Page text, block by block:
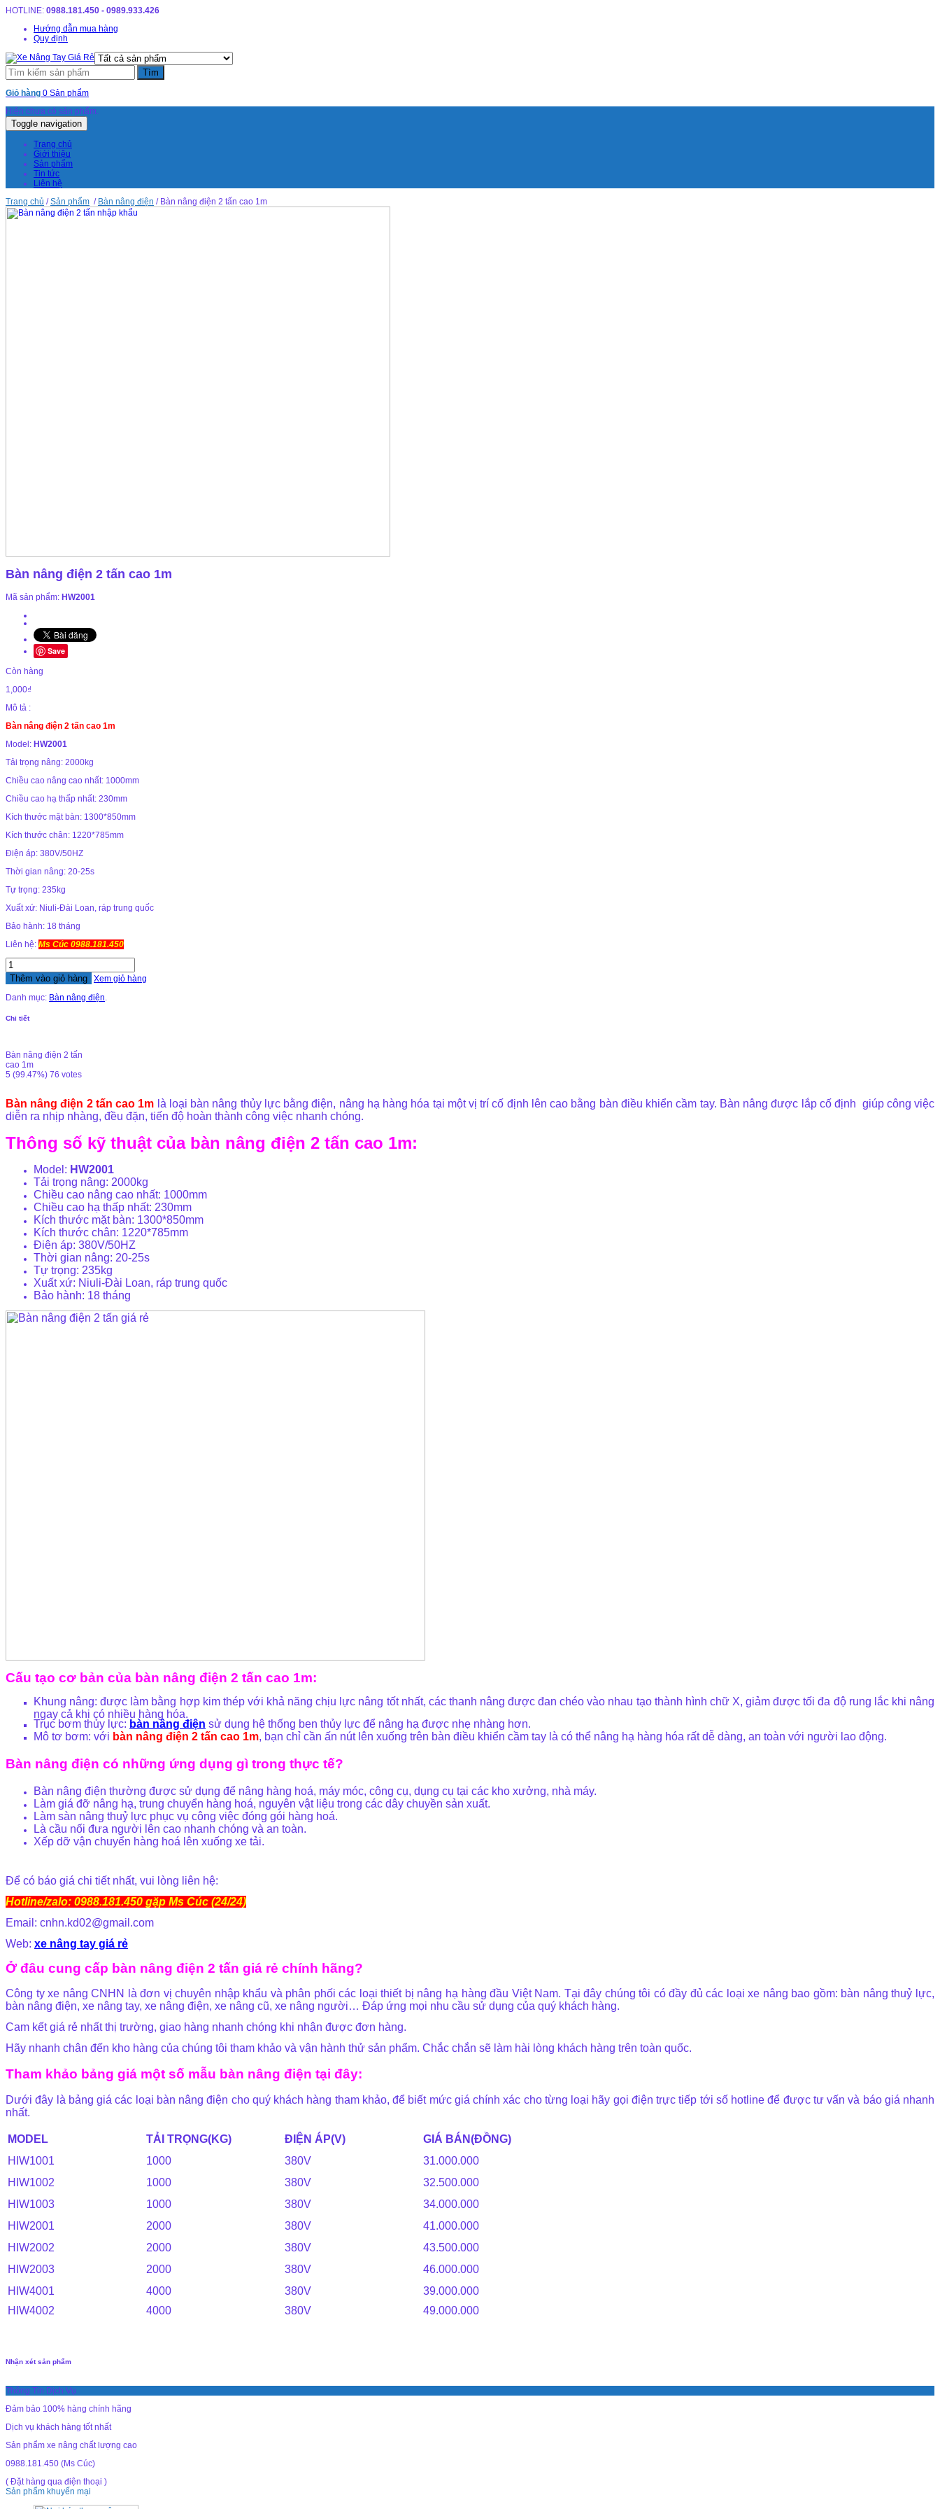
HOTLINE: 0988.181.450 - 0989.933.426
Hướng dẫn mua hàng
Quy định
Giỏ hàng 0 Sản phẩm
Hiện chưa có sản phẩm.
Toggle navigation
Trang chủ
Giới thiệu
Sản phẩm
Tin tức
Liên hệ
Trang chủ /Sản phẩm / Bàn nâng điện / Bàn nâng điện 2 tấn cao 1m
Bàn nâng điện 2 tấn cao 1m
Mã sản phẩm: HW2001
Save
Còn hàng
1,000₫
Mô tả :
Bàn nâng điện 2 tấn cao 1m
Model: HW2001
Tải trọng nâng: 2000kg
Chiều cao nâng cao nhất: 1000mm
Chiều cao hạ thấp nhất: 230mm
Kích thước mặt bàn: 1300*850mm
Kích thước chân: 1220*785mm
Điện áp: 380V/50HZ
Thời gian nâng: 20-25s
Tự trọng: 235kg
Xuất xứ: Niuli-Đài Loan, ráp trung quốc
Bảo hành: 18 tháng
Liên hệ: Ms Cúc 0988.181.450
Thêm vào giỏ hàng
Xem giỏ hàng
Danh mục: Bàn nâng điện.
Chi tiết
Bàn nâng điện 2 tấn
cao 1m
5 (99.47%) 76 votes
Bàn nâng điện 2 tấn cao 1m là loại bàn nâng thủy lực bằng điện, nâng hạ hàng hóa tại một vị trí cố định lên cao bằng bàn điều khiển cầm tay. Bàn nâng được lắp cố định giúp công việc
diễn ra nhịp nhàng, đều đặn, tiến độ hoàn thành công việc nhanh chóng.
Thông số kỹ thuật của bàn nâng điện 2 tấn cao 1m:
Model: HW2001
Tải trọng nâng: 2000kg
Chiều cao nâng cao nhất: 1000mm
Chiều cao hạ thấp nhất: 230mm
Kích thước mặt bàn: 1300*850mm
Kích thước chân: 1220*785mm
Điện áp: 380V/50HZ
Thời gian nâng: 20-25s
Tự trọng: 235kg
Xuất xứ: Niuli-Đài Loan, ráp trung quốc
Bảo hành: 18 tháng
Cấu tạo cơ bản của bàn nâng điện 2 tấn cao 1m:
Khung nâng: được làm bằng hợp kim thép với khả năng chịu lực nâng tốt nhất, các thanh nâng được đan chéo vào nhau tạo thành hình chữ X, giảm được tối đa độ rung lắc khi nâng
ngay cả khi có nhiều hàng hóa.
Trục bơm thủy lực: bàn nâng điện sử dụng hệ thống ben thủy lực để nâng hạ được nhẹ nhàng hơn.
Mô tơ bơm: với bàn nâng điện 2 tấn cao 1m, bạn chỉ cần ấn nút lên xuống trên bàn điều khiển cầm tay là có thể nâng hạ hàng hóa rất dễ dàng, an toàn với người lao động.
Bàn nâng điện có những ứng dụng gì trong thực tế?
Bàn nâng điện thường được sử dụng để nâng hàng hoá, máy móc, công cụ, dụng cụ tại các kho xưởng, nhà máy.
Làm giá đỡ nâng hạ, trung chuyển hàng hoá, nguyên vật liệu trong các dây chuyền sản xuất.
Làm sàn nâng thuỷ lực phục vụ công việc đóng gói hàng hoá.
Là cầu nối đưa người lên cao nhanh chóng và an toàn.
Xếp dỡ vận chuyển hàng hoá lên xuống xe tải.
Để có báo giá chi tiết nhất, vui lòng liên hệ:
Hotline/zalo: 0988.181.450 gặp Ms Cúc (24/24)
Email: cnhn.kd02@gmail.com
Web: xe nâng tay giá rẻ
Ở đâu cung cấp bàn nâng điện 2 tấn giá rẻ chính hãng?
Công ty xe nâng CNHN là đơn vị chuyên nhập khẩu và phân phối các loại thiết bị nâng hạ hàng đầu Việt Nam. Tại đây chúng tôi có đầy đủ các loại xe nâng bao gồm: bàn nâng thuỷ lực,
bàn nâng điện, xe nâng tay, xe nâng điện, xe nâng cũ, xe nâng người… Đáp ứng mọi nhu cầu sử dụng của quý khách hàng.
Cam kết giá rẻ nhất thị trường, giao hàng nhanh chóng khi nhận được đơn hàng.
Hãy nhanh chân đến kho hàng của chúng tôi tham khảo và vận hành thử sản phẩm. Chắc chắn sẽ làm hài lòng khách hàng trên toàn quốc.
Tham khảo bảng giá một số mẫu bàn nâng điện tại đây:
Dưới đây là bảng giá các loại bàn nâng điện cho quý khách hàng tham khảo, để biết mức giá chính xác cho từng loại hãy gọi điện trực tiếp tới số hotline để được tư vấn và báo giá nhanh
nhất.
MODEL TẢI TRỌNG(KG) ĐIỆN ÁP(V)
GIÁ BÁN(ĐỒNG)
HIW1001
1000 380V
31.000.000
HIW1002
1000 380V
32.500.000
HIW1003
1000 380V
34.000.000
HIW2001
2000 380V
41.000.000
HIW2002
2000 380V
43.500.000
HIW2003
2000 380V
46.000.000
HIW4001
4000 380V
39.000.000
HIW4002
4000 380V 49.000.000
Nhận xét sản phẩm
Thông Tin Dịch Vụ
Đảm bảo 100% hàng chính hãng
Dịch vụ khách hàng tốt nhất
Sản phẩm xe nâng chất lượng cao
0988.181.450 (Ms Cúc)
( Đặt hàng qua điện thoại )
Sản phẩm khuyến mại